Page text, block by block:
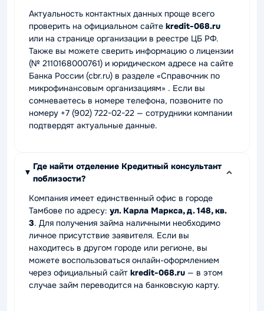
Актуальность контактных данных проще всего
проверить на официальном сайте kredit-068.ru
или на странице организации в реестре ЦБ РФ.
Также вы можете сверить информацию о лицензии
(№ 2110168000761) и юридическом адресе на сайте
Банка России (cbr.ru) в разделе «Справочник по
микрофинансовым организациям» . Если вы
сомневаетесь в номере телефона, позвоните по
номеру +7 (902) 722-02-22 — сотрудники компании
подтвердят актуальные данные.
Где найти отделение Кредитный консультант
поблизости?
Компания имеет единственный офис в городе
Тамбове по адресу: ул. Карла Маркса, д. 148, кв.
3. Для получения займа наличными необходимо
личное присутствие заявителя. Если вы
находитесь в другом городе или регионе, вы
можете воспользоваться онлайн-оформлением
через официальный сайт kredit-068.ru — в этом
случае займ переводится на банковскую карту.